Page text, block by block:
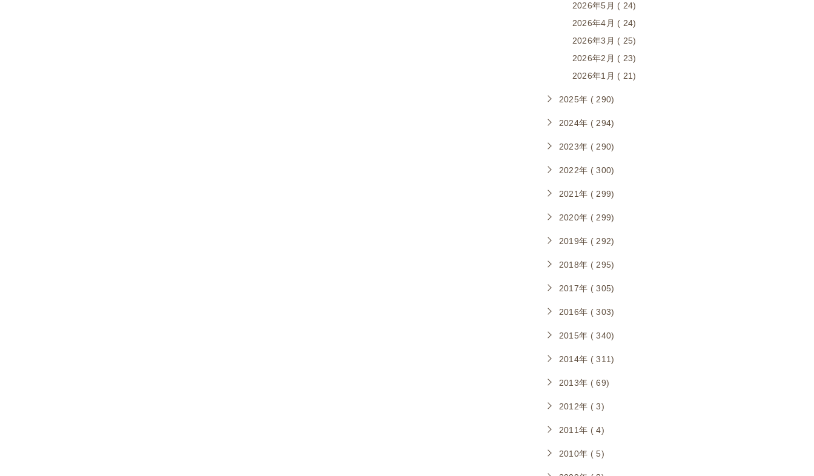
2026年5月 ( 24)
2026年4月 ( 24)
2026年3月 ( 25)
2026年2月 ( 23)
2026年1月 ( 21)
2025年 ( 290)
2024年 ( 294)
2023年 ( 290)
2022年 ( 300)
2021年 ( 299)
2020年 ( 299)
2019年 ( 292)
2018年 ( 295)
2017年 ( 305)
2016年 ( 303)
2015年 ( 340)
2014年 ( 311)
2013年 ( 69)
2012年 ( 3)
2011年 ( 4)
2010年 ( 5)